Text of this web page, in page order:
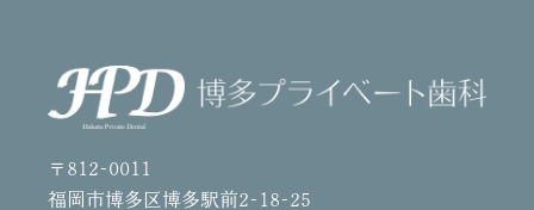
〒812-0011
福岡市博多区博多駅前2-18-25